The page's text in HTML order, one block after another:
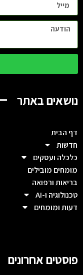
נושאים באתר
דף הבית
חדשות
כלכלה ועסקים
מומחים מובילים
בריאות ורפואה
טכנולוגיה ו-AI
דעות ומומחים
פוסטים אחרונים